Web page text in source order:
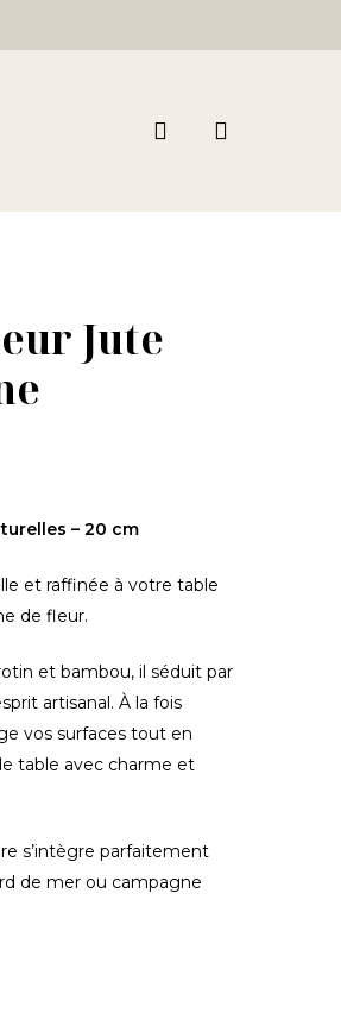
search
Jute
– 20 cm
et raffinée à votre table
de fleur.
et bambou, il séduit par
artisanal. À la fois
vos surfaces tout en
table avec charme et
s’intègre parfaitement
de mer ou campagne